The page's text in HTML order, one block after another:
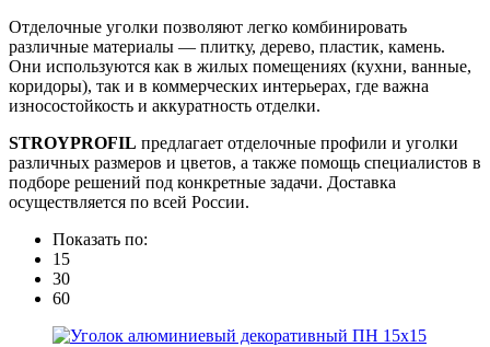
Отделочные уголки позволяют легко комбинировать
различные материалы — плитку, дерево, пластик, камень.
Они используются как в жилых помещениях (кухни, ванные,
коридоры), так и в коммерческих интерьерах, где важна
износостойкость и аккуратность отделки.
STROYPROFIL предлагает отделочные профили и уголки
различных размеров и цветов, а также помощь специалистов в
подборе решений под конкретные задачи. Доставка
осуществляется по всей России.
Показать по:
15
30
60